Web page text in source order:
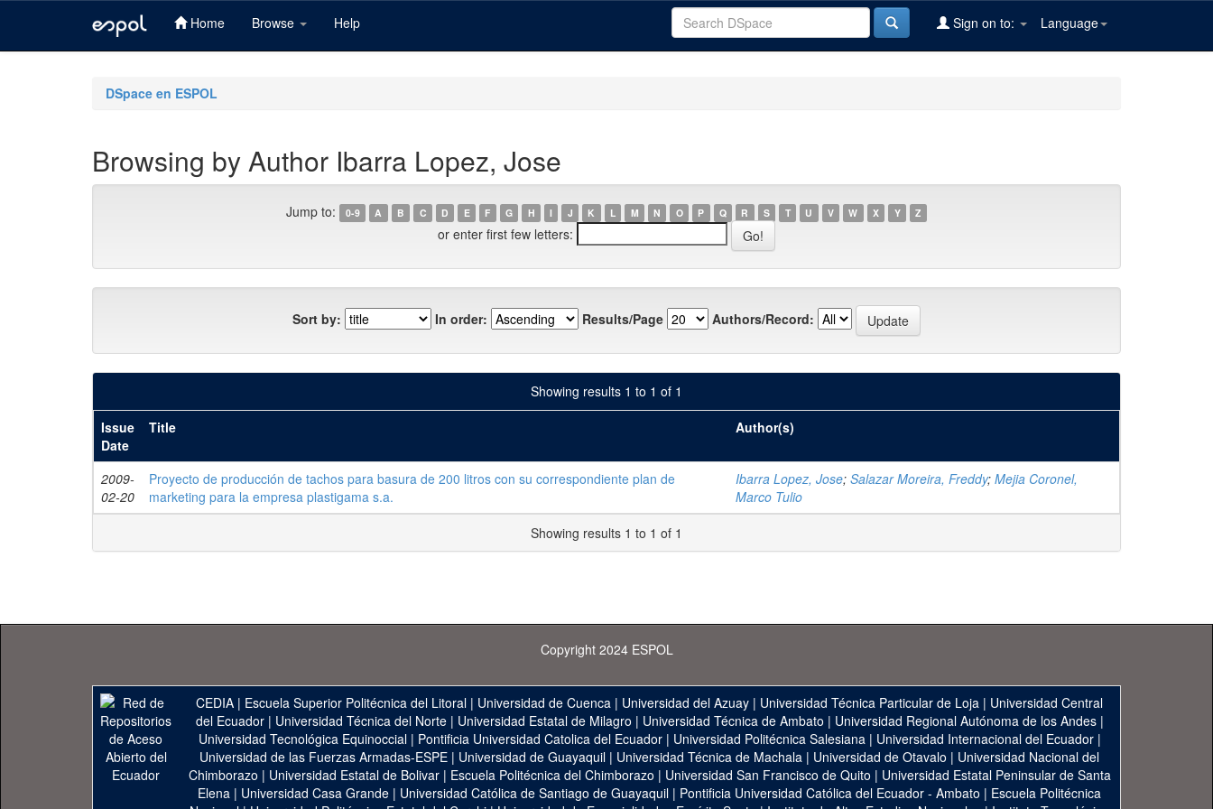
Home Browse Help Language
Sign on to:
DSpace en ESPOL
Browsing by Author Ibarra Lopez, Jose
Jump to: 0-9 A B C D E F G H I J K L M N O P Q R S T U V W X Y Z
or enter first few letters:
Sort by: In order: Results/Page Authors/Record:
Showing results 1 to 1 of 1
Issue
Date
Title Author(s)
2009-
02-20
Proyecto de producción de tachos para basura de 200 litros con su correspondiente plan de
marketing para la empresa plastigama s.a.
Ibarra Lopez, Jose; Salazar Moreira, Freddy; Mejia Coronel,
Marco Tulio
Showing results 1 to 1 of 1
Copyright 2024 ESPOL
CEDIA | Escuela Superior Politécnica del Litoral | Universidad de Cuenca | Universidad del Azuay | Universidad Técnica Particular de Loja | Universidad Central
del Ecuador| Universidad Técnica del Norte| Universidad Estatal de Milagro | Universidad Técnica de Ambato | Universidad Regional Autónoma de los Andes|
Universidad Tecnológica Equinoccial| Pontificia Universidad Catolica del Ecuador| Universidad Politécnica Salesiana| Universidad Internacional del Ecuador|
Universidad de las Fuerzas Armadas-ESPE | Universidad de Guayaquil | Universidad Técnica de Machala | Universidad de Otavalo | Universidad Nacional del
Chimborazo | Universidad Estatal de Bolivar| Escuela Politécnica del Chimborazo | Universidad San Francisco de Quito | Universidad Estatal Peninsular de Santa
Elena | Universidad Casa Grande | Universidad Católica de Santiago de Guayaquil | Pontificia Universidad Católica del Ecuador - Ambato | Escuela Politécnica